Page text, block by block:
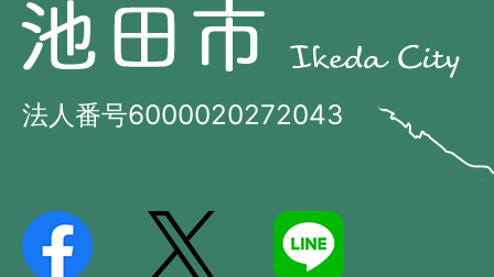
池
田
市
法人番号6000020272043
田
市
の